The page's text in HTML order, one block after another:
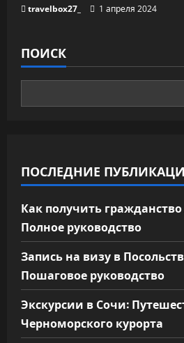
travelbox27_ 1 апреля 2024
ПОИСК
ПОСЛЕДНИЕ
Как получить
Полное руководство
Запись на визу в
Пошаговое руководство
Экскурсии в Сочи:
Черноморского курорта